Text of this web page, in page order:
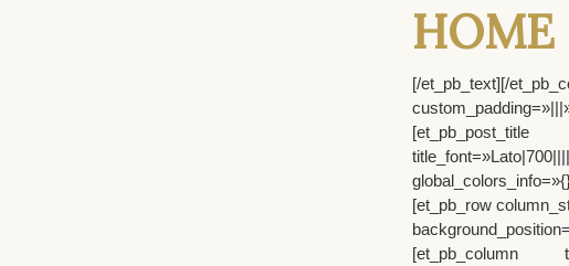
HOME
[/et_pb_text][/
[et_pb_post_title
[et_pb_row
[et_pb_column